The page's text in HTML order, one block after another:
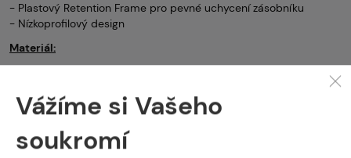
- Plastový Retention Frame pro pevné uchycení zásobníku
- Nízkoprofilový design
Materiál:
Rozměry:
Výška: 10 cm
Šířka: 4,5 cm
Vážíme si Vašeho
soukromí